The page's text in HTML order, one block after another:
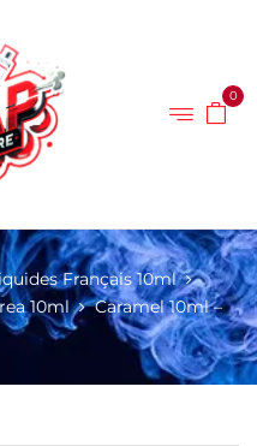
0
Français 10ml
10ml
Caramel 10ml –